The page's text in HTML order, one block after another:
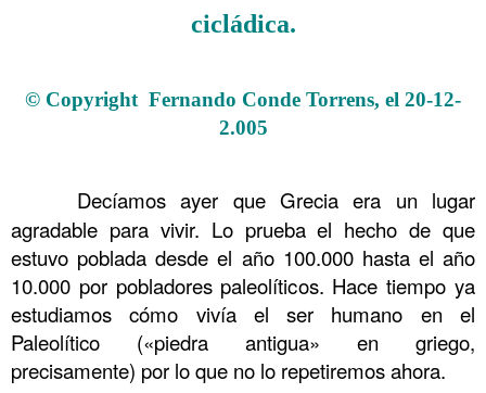
cicládica.
© Copyright Fernando Conde Torrens, el 20-12-
2.005
Decíamos ayer que Grecia era un lugar
agradable para vivir. Lo prueba el hecho de que
estuvo poblada desde el año 100.000 hasta el año
10.000 por pobladores paleolíticos. Hace tiempo ya
estudiamos cómo vivía el ser humano en el
Paleolítico («piedra antigua» en griego,
precisamente) por lo que no lo repetiremos ahora.